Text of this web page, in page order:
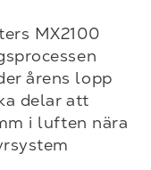
MX2100
årens lopp
delar att
i luften nära